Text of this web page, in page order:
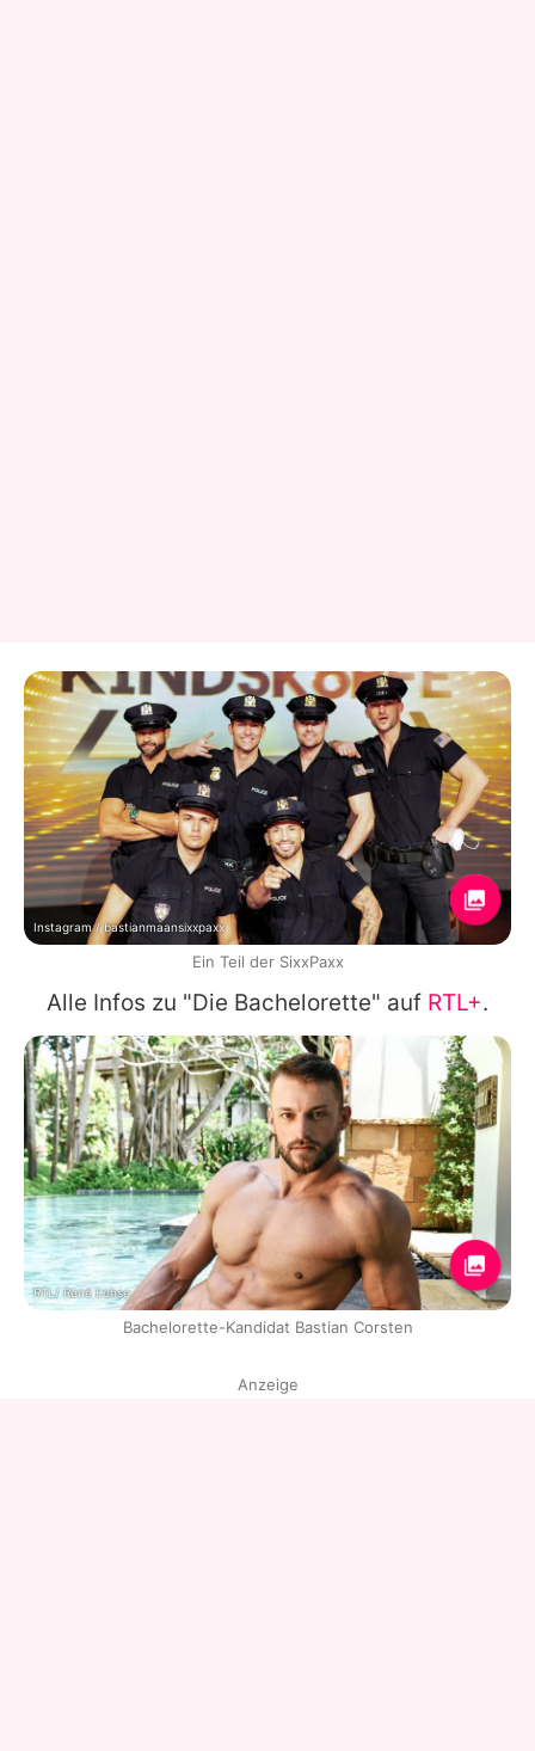
Alle Infos zu "Die Bachelorette" auf RTL+.
Instagram / bastianmaansixxpaxx
Ein Teil der SixxPaxx
RTL/ René Lohse
Bachelorette-Kandidat Bastian Corsten
Anzeige